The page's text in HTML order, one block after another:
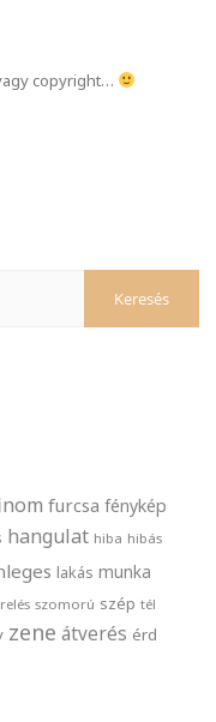
copyright…
furcsa fénykép
hangulat hiba hibás
lakás munka
szomorú szép tél
zene átverés érd